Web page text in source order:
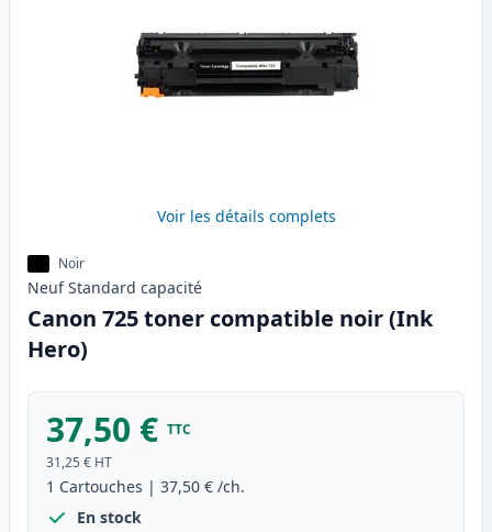
Voir les détails complets
Noir
Neuf Standard capacité
Canon 725 toner compatible noir (Ink
Hero)
37,50 € TTC
31,25 € HT
1 Cartouches | 37,50 € /ch.
En stock